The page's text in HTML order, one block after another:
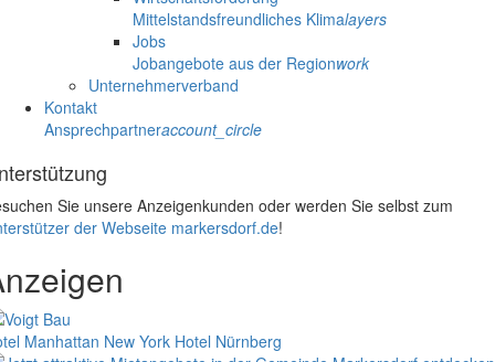
Mittelstandsfreundliches Klimalayers
Jobs
Jobangebote aus der Regionwork
Unternehmerverband
Kontakt
Ansprechpartneraccount_circle
Sie unsere Anzeigenkunden oder werden Sie selbst zum
der Webseite markersdorf.de!
Manhattan New York Hotel Nürnberg